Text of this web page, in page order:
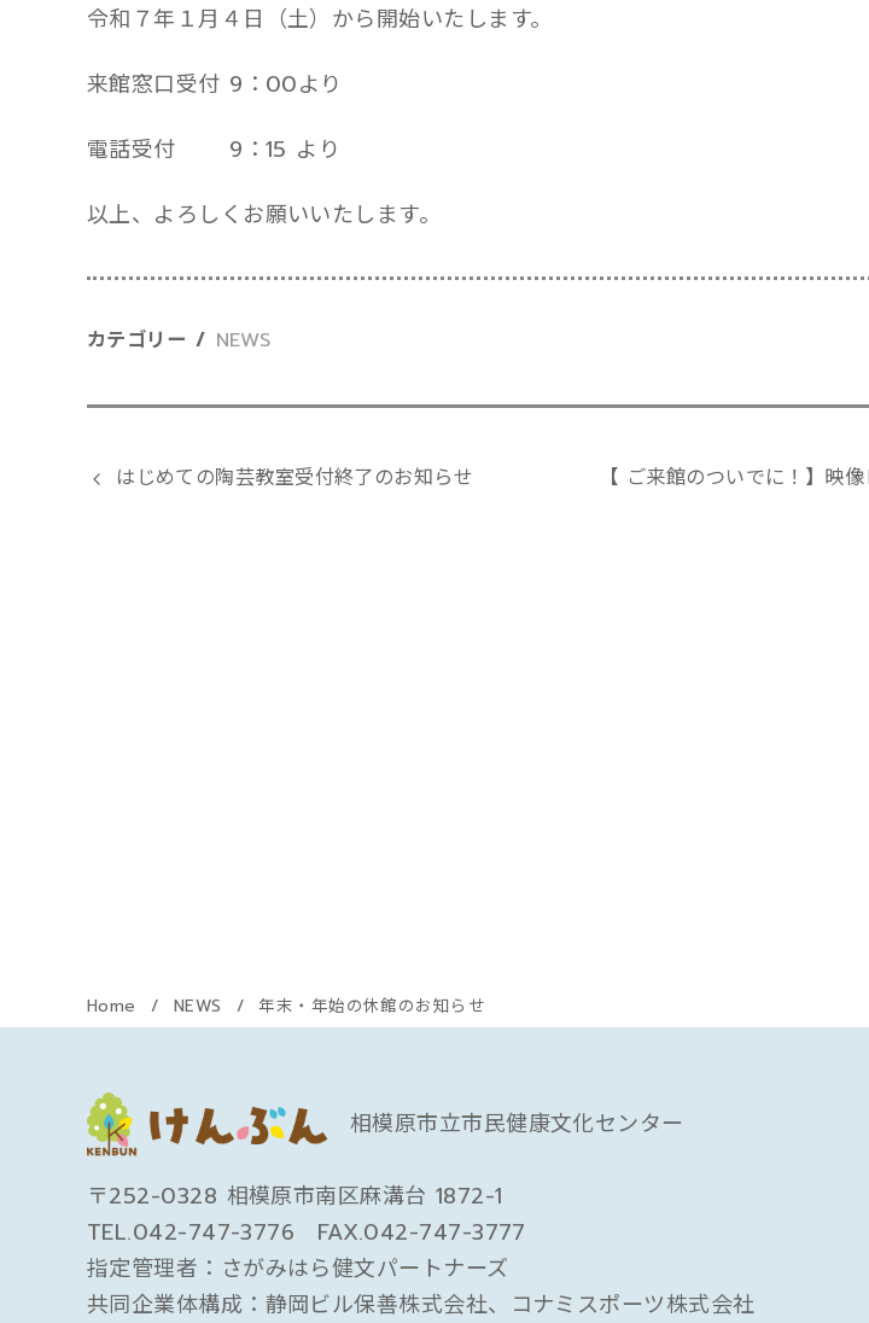
令和７年１月４日（土）から開始いたします。
来館窓口受付 9：00より
電話受付 9：15 より
以上、よろしくお願いいたします。
カテゴリー NEWS
はじめての陶芸教室受付終了のお知らせ 【 ご来館のついでに！】映
Home NEWS 年末・年始の休館のお知らせ
相模原市立市民健康文化センター
〒252-0328 相模原市南区麻溝台 1872-1
TEL.042-747-3776 FAX.042-747-3777
指定管理者：さがみはら健文パートナーズ
共同企業体構成：静岡ビル保善株式会社、コナミスポーツ株式会社